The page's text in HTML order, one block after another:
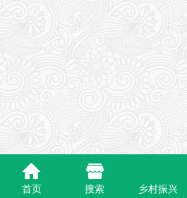
首页 搜索 乡村振兴